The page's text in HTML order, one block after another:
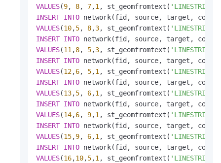
VALUES(9, 8, 7,1 , st_geomfromtext(
INSERT INTO
VALUES(10,5, 8,3, st_geomfromtext(
INSERT INTO
VALUES(11 ,8, 5,3, st_geomfromtext(
INSERT INTO
VALUES(12,6, 5,1 , st_geomfromtext(
INSERT INTO
VALUES(13,5, 6,1 , st_geomfromtext(
INSERT INTO
VALUES(14,6, 9,1 , st_geomfromtext(
INSERT INTO
VALUES(15,9, 6,1 , st_geomfromtext(
INSERT INTO
VALUES(16,10,5,1 , st_geomfromtext(